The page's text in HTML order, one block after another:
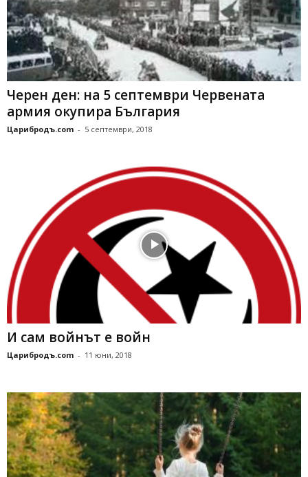
Черен ден: на 5 септември Червената
армия окупира България
Царибродъ.com - 5 септември, 2018
И сам войнът е войн
Царибродъ.com - 11 юни, 2018